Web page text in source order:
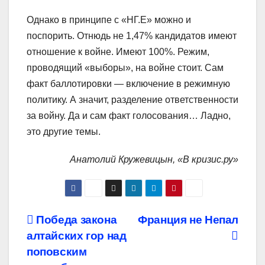
Однако в принципе с «НГ.Е» можно и
поспорить. Отнюдь не 1,47% кандидатов имеют
отношение к войне. Имеют 100%. Режим,
проводящий «выборы», на войне стоит. Сам
факт баллотировки — включение в режимную
политику. А значит, разделение ответственности
за войну. Да и сам факт голосования… Ладно,
это другие темы.
Анатолий Кружевицын, «В кризис.ру»
Навигация
по
Франция не Непал
Победа закона
алтайских гор над
поповским